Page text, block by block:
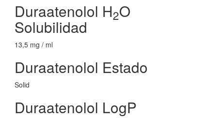
Duraatenolol H2O
Solubilidad
13,5 mg / ml
Duraatenolol Estado
Solid
Duraatenolol LogP